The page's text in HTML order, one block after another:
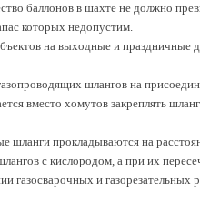
баллонов в шахте не должно
которых недопустим.
на выходные и праздничные
шлангов на
вместо хомутов закреплять
шланги прокладываются на
с кислородом, а при их
газосварочных и газорезательных